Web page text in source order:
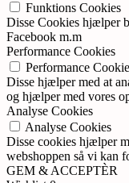
Funktions Cookies
Disse Cookies hjælper
Facebook m.m
Performance Cookies
Performance
Disse hjælper med at
og hjælper med vores
Analyse Cookies
Analyse Cookies
Disse cookies hjælper
webshoppen så vi kan
GEM & ACCEPTÈR